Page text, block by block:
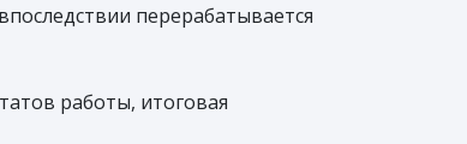
перерабатывается
работы, итоговая